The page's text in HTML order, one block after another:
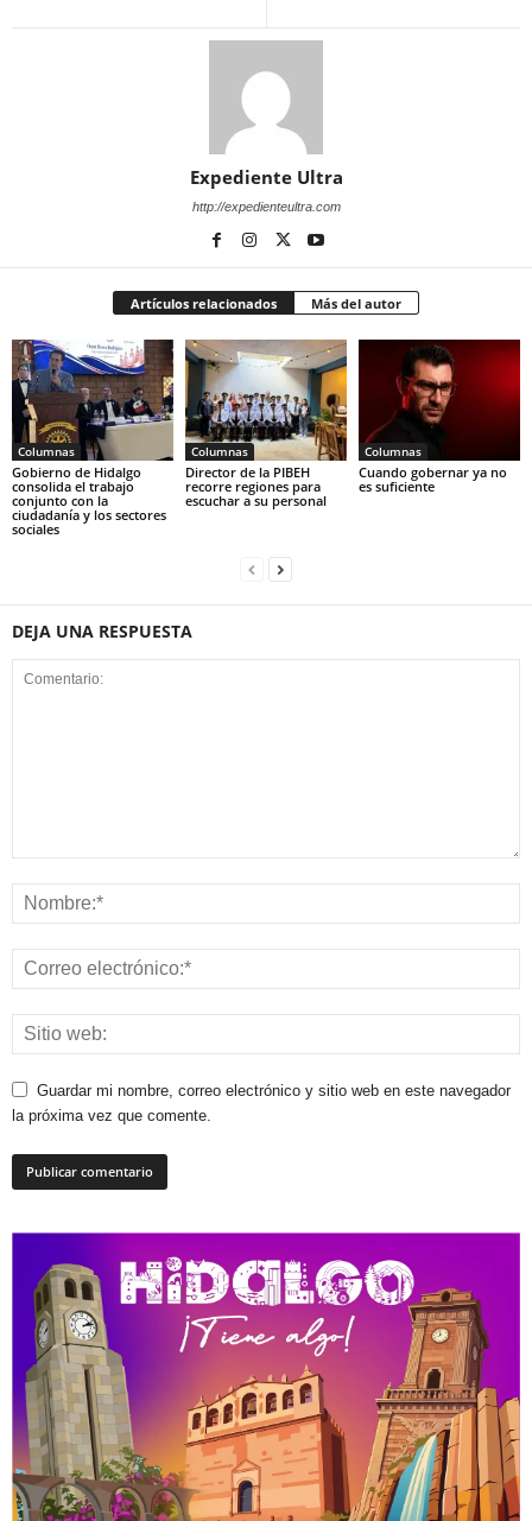
Expediente Ultra
http://expedienteultra.com
Artículos relacionados Más del autor
Columnas
Gobierno de Hidalgo
consolida el trabajo
conjunto con la
ciudadanía y los sectores
sociales
Columnas
Director de la PIBEH
recorre regiones para
escuchar a su personal
Columnas
Cuando gobernar ya no
es suficiente
DEJA UNA RESPUESTA
Guardar mi nombre, correo electrónico y sitio web en este navegador
la próxima vez que comente.